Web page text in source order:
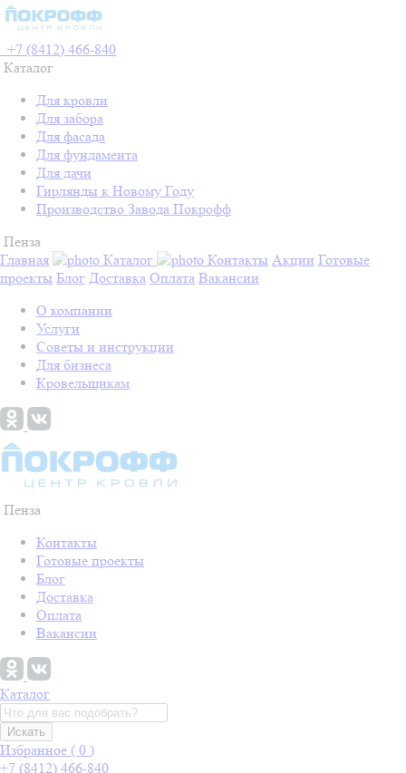
+7 (8412) 466-840
Каталог
Для кровли
Для забора
Для фасада
Для фундамента
Для дачи
Гирлянды к Новому Году
Производство Завода Покрофф
Пенза
Главная
Каталог Контакты Акции Готовые
проекты Блог Доставка Оплата Вакансии
О компании
Услуги
Советы и инструкции
Для бизнеса
Кровельщикам
Пенза
Контакты
Готовые проекты
Блог
Доставка
Оплата
Вакансии
Каталог
Искать
Избранное ( 0 )
+7 (8412) 466-840